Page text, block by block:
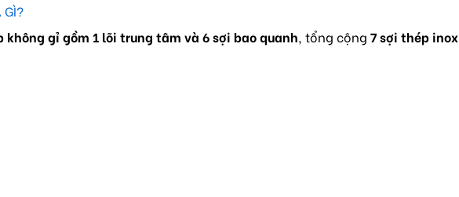
GÌ?
không gỉ gồm 1 lõi trung tâm và 6 sợi bao quanh , tổng cộng 7 sợi thép inox